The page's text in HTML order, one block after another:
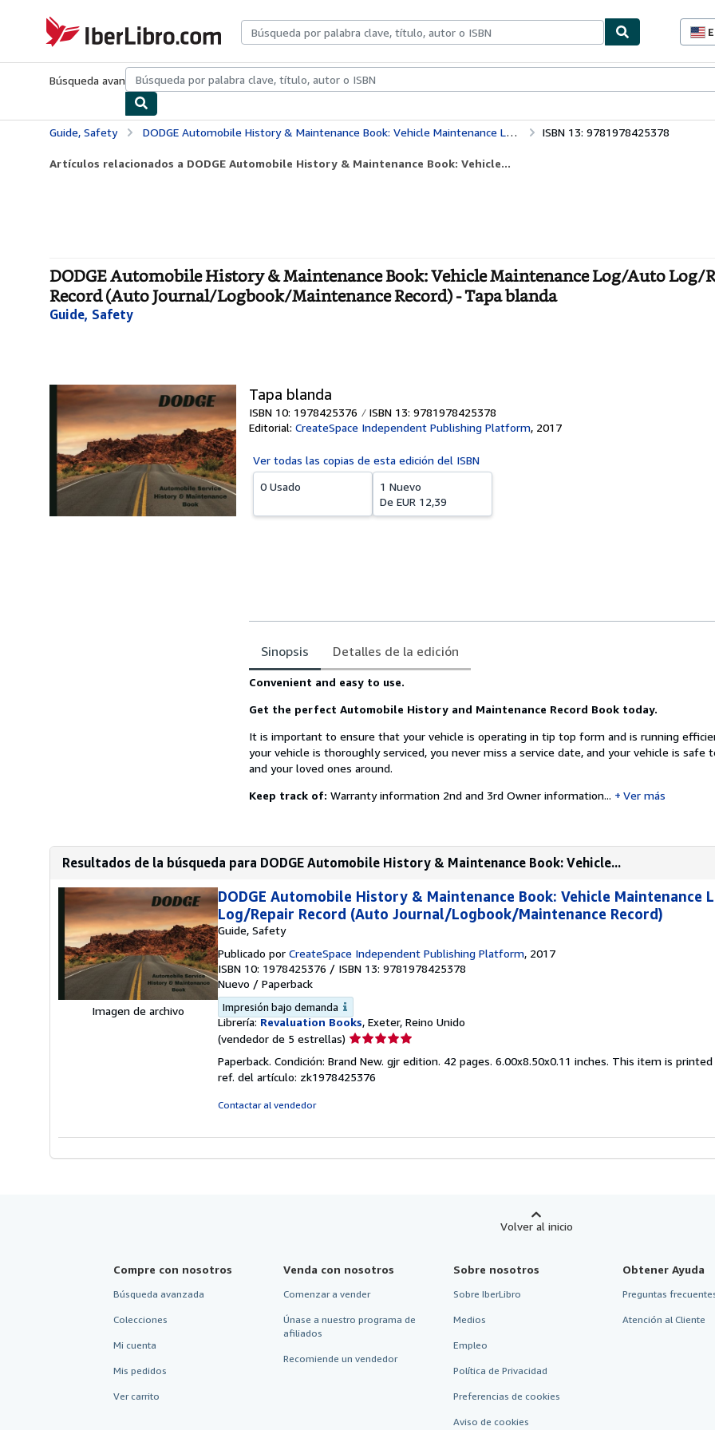
IberLibro.com
Búsqueda avanzadaColecciones Libros antiguosArte y coleccionismo
Guide, Safety DODGE Automobile History & Maintenance Book: Vehicle Maintenance Log/Auto Log/Repair Record (Auto Journal/Logbook/Maintenance Record) ISBN 13: 9781978425378
Artículos relacionados a DODGE Automobile History & Maintenance Book: Vehicle...
DODGE Automobile History & Maintenance Book: Vehicle Maintenance Log/Auto Log/
Record (Auto Journal/Logbook/Maintenance Record) - Tapa blanda
Guide, Safety
Tapa blanda
ISBN 10: 1978425376
ISBN 13: 9781978425378
Editorial: CreateSpace Independent Publishing Platform, 2017
Ver todas las copias de esta edición del ISBN
0 Usado
1 Nuevo
De EUR 12,39
Sinopsis Detalles de la edición
Sinopsis
Convenient and easy to use.
Get the perfect Automobile History and Maintenance Record Book today.
It is important to ensure that your vehicle is operating in tip top form and is running
your vehicle is thoroughly serviced, you never miss a service date, and your vehicle is safe
and your loved ones around.
Keep track of: Warranty information 2nd and 3rd Owner information... Ver más
Resultados de la búsqueda para DODGE Automobile History & Maintenance Book: Vehicle...
Imagen de archivo
DODGE Automobile History & Maintenance Book: Vehicle Maintenance
Log/Repair Record (Auto Journal/Logbook/Maintenance Record)
Guide, Safety
Publicado por CreateSpace Independent Publishing Platform, 2017
ISBN 10: 1978425376 / ISBN 13: 9781978425378
Nuevo / Paperback
Impresión bajo demanda
Librería: Revaluation Books, Exeter, Reino Unido
(vendedor de 5 estrellas) Calificación
vendedor:
5
Paperback. Condición: Brand New. gjr edition. 42 pages. 6.00x8.50x0.11 inches. This item is
ref. del artículo: zk1978425376
Contactar al vendedor
Volver al inicio
Compre con nosotros
Búsqueda avanzada
Colecciones
Mi cuenta
Mis pedidos
Ver carrito
Venda con nosotros
Comenzar a vender
Únase a nuestro programa de
afiliados
Recomiende un vendedor
Sobre nosotros
Sobre IberLibro
Medios
Empleo
Política de Privacidad
Preferencias de cookies
Aviso de cookies
Obtener Ayuda
Preguntas
Atención al Cliente